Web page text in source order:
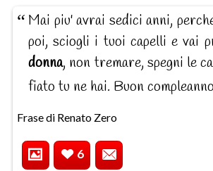
Mai piu' avrai sedici anni,
poi, sciogli i tuoi capelli e vai
donna, non tremare, spegni le
fiato tu ne hai. Buon
Frase di Renato Zero
6